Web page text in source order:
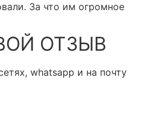
За что им огромное
ОТЗЫВ
whatsapp и на почту